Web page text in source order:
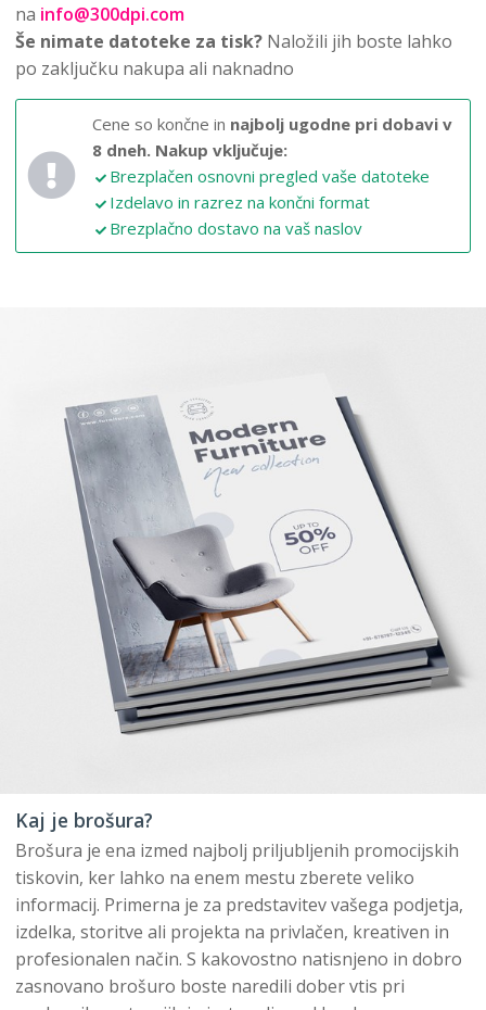
na info@300dpi.com
Še nimate datoteke za tisk? Naložili jih boste lahko
po zaključku nakupa ali naknadno
Cene so končne in najbolj ugodne pri dobavi v
8 dneh. Nakup vključuje:
Brezplačen osnovni pregled vaše datoteke
Izdelavo in razrez na končni format
Brezplačno dostavo na vaš naslov
Kaj je brošura?
Brošura je ena izmed najbolj priljubljenih promocijskih
tiskovin, ker lahko na enem mestu zberete veliko
informacij. Primerna je za predstavitev vašega podjetja,
izdelka, storitve ali projekta na privlačen, kreativen in
profesionalen način. S kakovostno natisnjeno in dobro
zasnovano brošuro boste naredili dober vtis pri